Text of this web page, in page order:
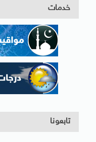
خدمات
تابعونا